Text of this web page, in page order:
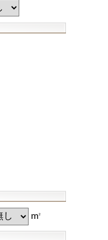
m2